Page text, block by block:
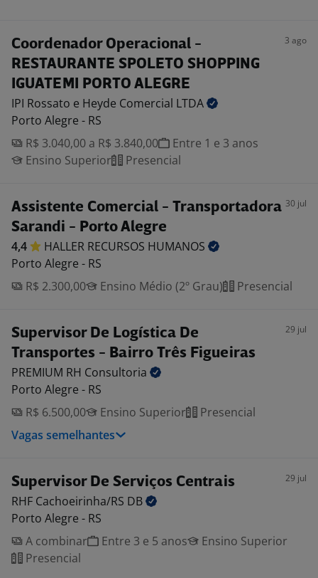
Coordenador Operacional -
RESTAURANTE SPOLETO SHOPPING
IGUATEMI PORTO ALEGRE
3 ago
IPI Rossato e Heyde Comercial LTDA
Porto Alegre - RS
R$ 3.040,00 a R$ 3.840,00
Entre 1 e 3 anos
Ensino Superior
Presencial
Assistente Comercial - Transportadora
Sarandi - Porto Alegre
30 jul
4,4 HALLER RECURSOS HUMANOS
Porto Alegre - RS
R$ 2.300,00
Ensino Médio (2º Grau) Presencial
Supervisor De Logística De
Transportes - Bairro Três Figueiras
29 jul
PREMIUM RH Consultoria
Porto Alegre - RS
R$ 6.500,00
Ensino Superior
Presencial
Vagas semelhantes
Supervisor De Serviços Centrais 29 jul
RHF Cachoeirinha/RS DB
Porto Alegre - RS
A combinar
Entre 3 e 5 anos
Ensino Superior
Presencial